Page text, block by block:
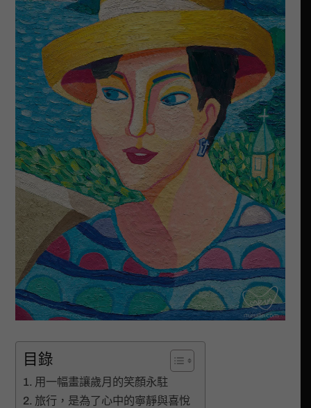
目錄
用一幅畫讓歲月的笑顏永駐
旅行，是為了心中的寧靜與喜悅